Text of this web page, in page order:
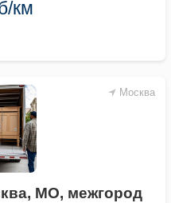
км
Москва
МО, межгород